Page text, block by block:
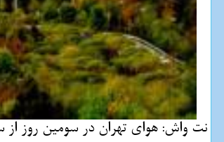
نت واش: هوای تهران در سومین روز از